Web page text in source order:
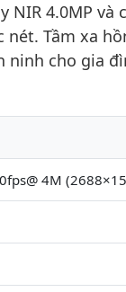
NIR 4.0MP
Tầm xa
cho gia
4M